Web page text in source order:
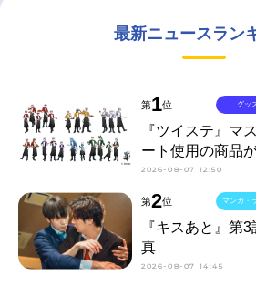
最新ニュースラン
第1位
『ツイステ』マ
ート使用の商品
2026-08-07 12:50
グッ
第2位
『キスあと』第
真
2026-08-07 14:45
マンガ・